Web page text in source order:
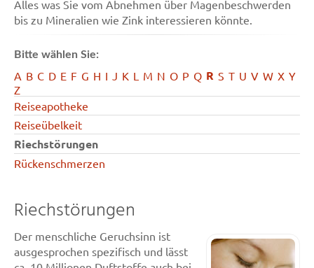
Alles was Sie vom Abnehmen über Magenbeschwerden
bis zu Mineralien wie Zink interessieren könnte.
Bitte wählen Sie:
A B C D E F G H I J K L M N O P Q R S T U V W X Y
Z
Reiseapotheke
Reiseübelkeit
Riechstörungen
Rückenschmerzen
Riechstörungen
Der menschliche Geruchsinn ist
ausgesprochen spezifisch und lässt